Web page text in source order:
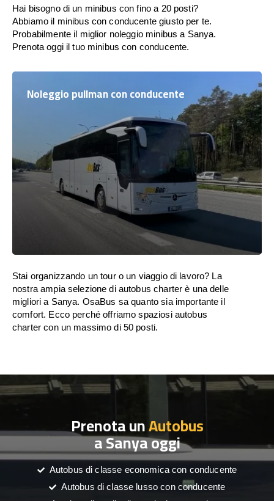
Hai bisogno di un minibus con fino a 20 posti?
Abbiamo il minibus con conducente giusto per te.
Probabilmente il miglior noleggio minibus a Sanya.
Prenota oggi il tuo minibus con conducente.
Noleggio pullman con conducente
Stai organizzando un tour o un viaggio di lavoro? La
nostra ampia selezione di autobus charter è una delle
migliori a Sanya. OsaBus sa quanto sia importante il
comfort. Ecco perché offriamo spaziosi autobus
charter con un massimo di 50 posti.
Prenota unAutobus
a Sanya oggi
Autobus di classe economica con conducente
Autobus di classe lusso con conducente